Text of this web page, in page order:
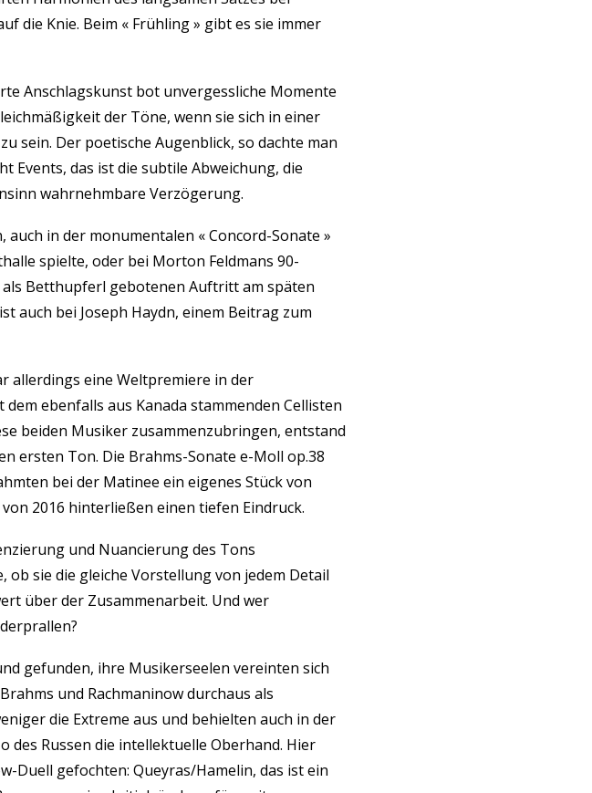
die Knie. Beim « Frühling » gibt es sie immer
Anschlagskunst bot unvergessliche Momente
der Töne, wenn sie sich in einer
sein. Der poetische Augenblick, so dachte man
Events, das ist die subtile Abweichung, die
wahrnehmbare Verzögerung.
in der monumentalen « Concord-Sonate »
spielte, oder bei Morton Feldmans 90-
Betthupferl gebotenen Auftritt am späten
auch bei Joseph Haydn, einem Beitrag zum
allerdings eine Weltpremiere in der
ebenfalls aus Kanada stammenden Cellisten
beiden Musiker zusammenzubringen, entstand
ersten Ton. Die Brahms-Sonate e-Moll op.38
bei der Matinee ein eigenes Stück von
2016 hinterließen einen tiefen Eindruck.
und Nuancierung des Tons
sie die gleiche Vorstellung von jedem Detail
über der Zusammenarbeit. Und wer
gefunden, ihre Musikerseelen vereinten sich
und Rachmaninow durchaus als
die Extreme aus und behielten auch in der
des Russen die intellektuelle Oberhand. Hier
Duell gefochten: Queyras/Hamelin, das ist ein